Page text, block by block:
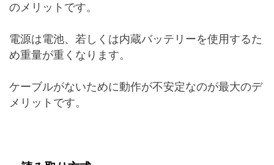
のメリットです。
電源は電池、若しくは内蔵バッテリーを使用するた
め重量が重くなります。
ケーブルがないために動作が不安定なのが最大のデ
メリットです。